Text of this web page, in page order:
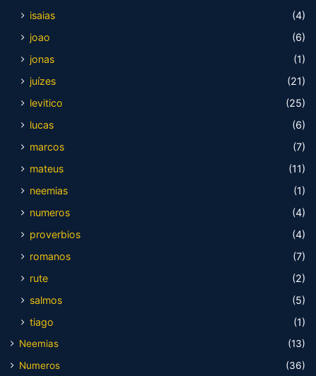
isaias
(4)
joao
(6)
jonas
(1)
juízes
(21)
levitico
(25)
lucas
(6)
marcos
(7)
mateus
(11)
neemias
(1)
numeros
(4)
proverbios
(4)
romanos
(7)
rute
(2)
salmos
(5)
tiago
(1)
Neemias
(13)
Numeros
(36)